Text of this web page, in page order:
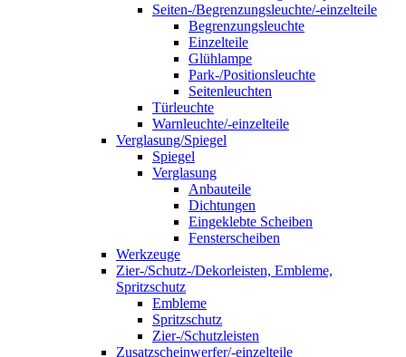
Seiten-/Begrenzungsleuchte/-einzelteile
Begrenzungsleuchte
Einzelteile
Glühlampe
Park-/Positionsleuchte
Seitenleuchten
Türleuchte
Warnleuchte/-einzelteile
Verglasung/Spiegel
Spiegel
Verglasung
Anbauteile
Dichtungen
Eingeklebte Scheiben
Fensterscheiben
Werkzeuge
Zier-/Schutz-/Dekorleisten, Embleme,
Spritzschutz
Embleme
Spritzschutz
Zier-/Schutzleisten
Zusatzscheinwerfer/-einzelteile